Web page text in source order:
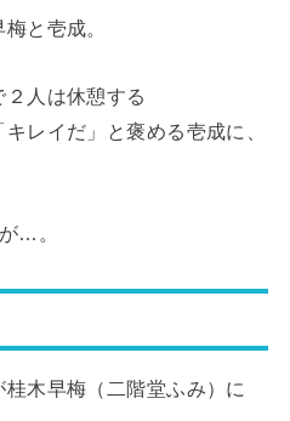
と壱成。
人は休憩する
レイだ」と褒める壱成に、
…。
木早梅（二階堂ふみ）に